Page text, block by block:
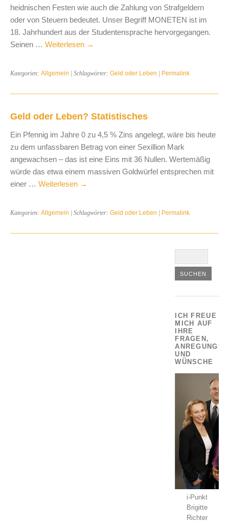
heidnischen Festen wie auch die Zahlung von Strafgeldern
oder von Steuern bedeutet. Unser Begriff MONETEN ist im
18. Jahrhundert aus der Studentensprache hervorgegangen.
Seinen … Weiterlesen →
Kategorien: Allgemein | Schlagwörter: Geld oder Leben | Permalink
Geld oder Leben? Statistisches
Ein Pfennig im Jahre 0 zu 4,5 % Zins angelegt, wäre bis heute
zu dem unfassbaren Betrag von einer Sexillion Mark
angewachsen – das ist eine Eins mit 36 Nullen. Wertemäßig
würde das etwa einem massiven Goldwürfel entsprechen mit
einer … Weiterlesen →
Kategorien: Allgemein | Schlagwörter: Geld oder Leben | Permalink
ICH FREUE
MICH AUF
IHRE
FRAGEN,
ANREGUNGEN
UND
WÜNSCHE
i-Punkt
Brigitte
Richter